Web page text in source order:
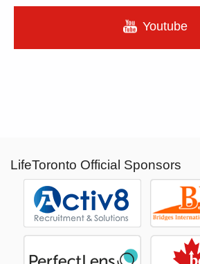
Youtube
LifeToronto Official Sponsors